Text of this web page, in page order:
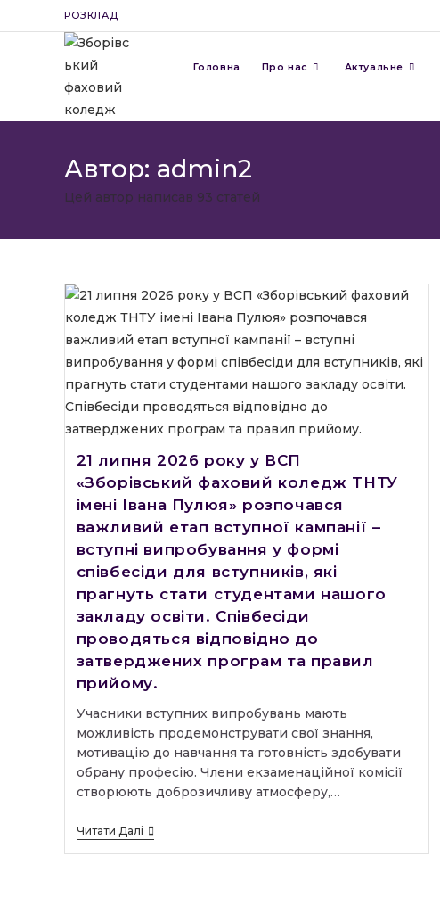
до
РОЗКЛАД
Головна Про нас Актуальне
Автор: admin2
Цей автор написав 93 статей
21 липня 2026 року у ВСП
«Зборівський фаховий коледж ТНТУ
імені Івана Пулюя» розпочався
важливий етап вступної кампанії –
вступні випробування у формі
співбесіди для вступників, які
прагнуть стати студентами нашого
закладу освіти. Співбесіди
проводяться відповідно до
затверджених програм та правил
прийому.
Учасники вступних випробувань мають
можливість продемонструвати свої знання,
мотивацію до навчання та готовність здобувати
обрану професію. Члени екзаменаційної комісії
створюють доброзичливу атмосферу,…
Читати Далі21
Липня
2026